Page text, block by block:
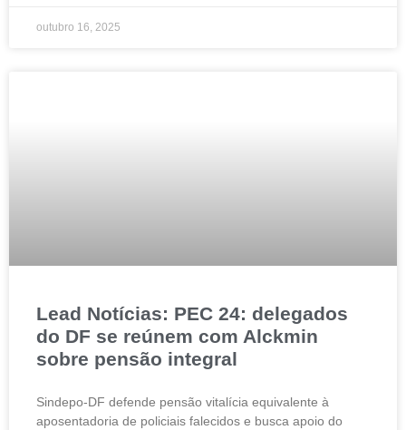
outubro 16, 2025
Lead Notícias: PEC 24: delegados
do DF se reúnem com Alckmin
sobre pensão integral
Sindepo-DF defende pensão vitalícia equivalente à
aposentadoria de policiais falecidos e busca apoio do